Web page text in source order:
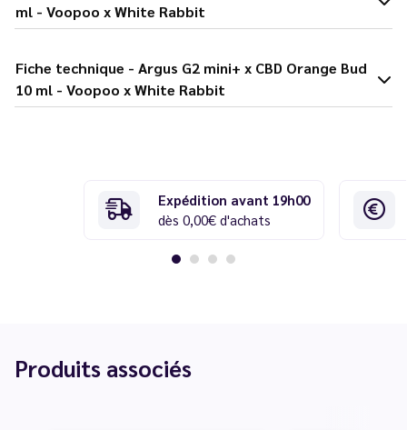
ml - Voopoo x White Rabbit
Fiche technique - Argus G2 mini+ x CBD Orange Bud
10 ml - Voopoo x White Rabbit
Expédition avant 19h00
dès 0,00€ d'achats
Produits associés